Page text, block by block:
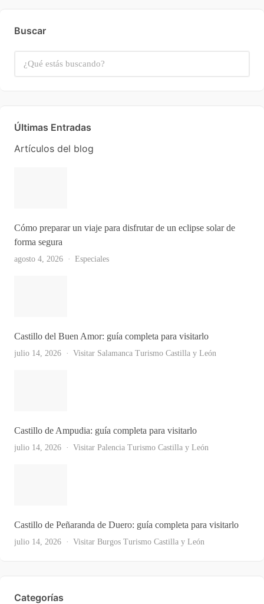
Buscar
Últimas Entradas
Artículos del blog
Cómo preparar un viaje para disfrutar de un eclipse solar de
forma segura
agosto 4, 2026 Especiales
Castillo del Buen Amor: guía completa para visitarlo
julio 14, 2026 Visitar Salamanca Turismo Castilla y León
Castillo de Ampudia: guía completa para visitarlo
julio 14, 2026 Visitar Palencia Turismo Castilla y León
Castillo de Peñaranda de Duero: guía completa para visitarlo
julio 14, 2026 Visitar Burgos Turismo Castilla y León
Ver Todas
Categorías